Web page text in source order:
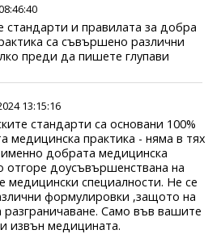
стандарти и правилата за добра
са съвършено различни
преди да пишете глупави
13:15:16
стандарти са основани 100%
медицинска практика - няма в тях
добрата медицинска
отгоре доусъвършенствана на
медицински специалности. Не се
формулировки ,защото на
разграничаване. Само във вашите
извън медицината.